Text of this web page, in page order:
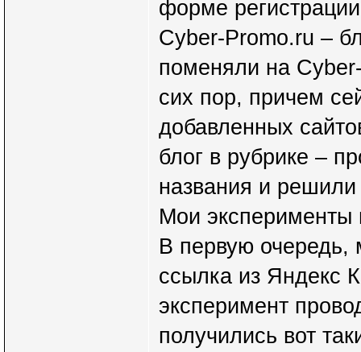
форме
Cyber-Promo.ru –
поменяли на
сих пор, причем
добавленных
блог в рубрике –
названия и решили
Мои эксперименты
В первую очередь,
ссылка из Яндекс
эксперимент
получились вот